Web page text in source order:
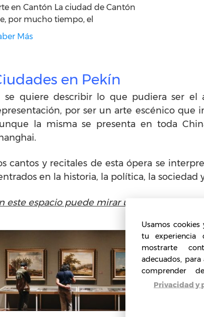
en Cantón La ciudad de Cantón
por mucho tiempo, el
Más
en Pekín
se quiere describir lo que pudiera ser
por ser un arte escénico que
la misma se presenta en toda
cantos y recitales de esta ópera se
en la historia, la política, la sociedad
este espacio puede mirar una reseña de
Usamos
tu experiencia
mostrarte
adecuados,
comprender
Privacidad y